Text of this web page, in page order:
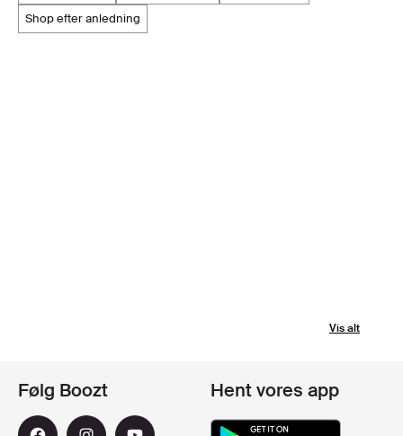
shop efter anledning
Vis alt
Følg Boozt Hent vores app